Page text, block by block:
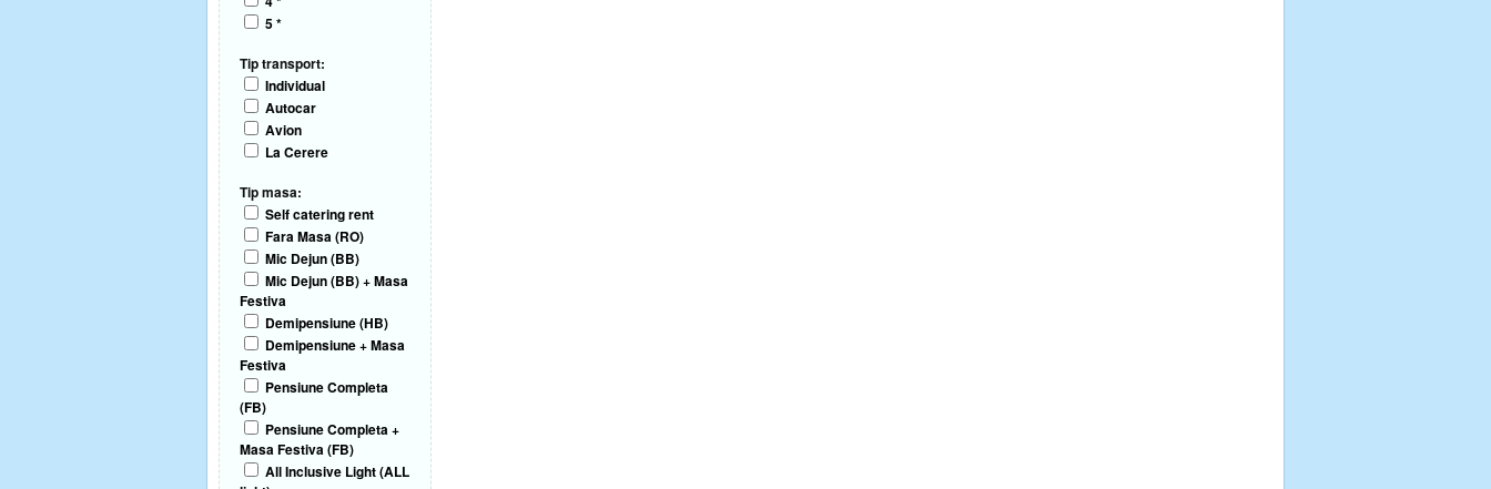
5 *
Tip transport:
Individual
Autocar
Avion
La Cerere
Tip masa:
Self catering rent
Fara Masa (RO)
Mic Dejun (BB)
Mic Dejun (BB) + Masa
Festiva
Demipensiune (HB)
Demipensiune + Masa
Festiva
Pensiune Completa
(FB)
Pensiune Completa +
Masa Festiva (FB)
All Inclusive Light (ALL